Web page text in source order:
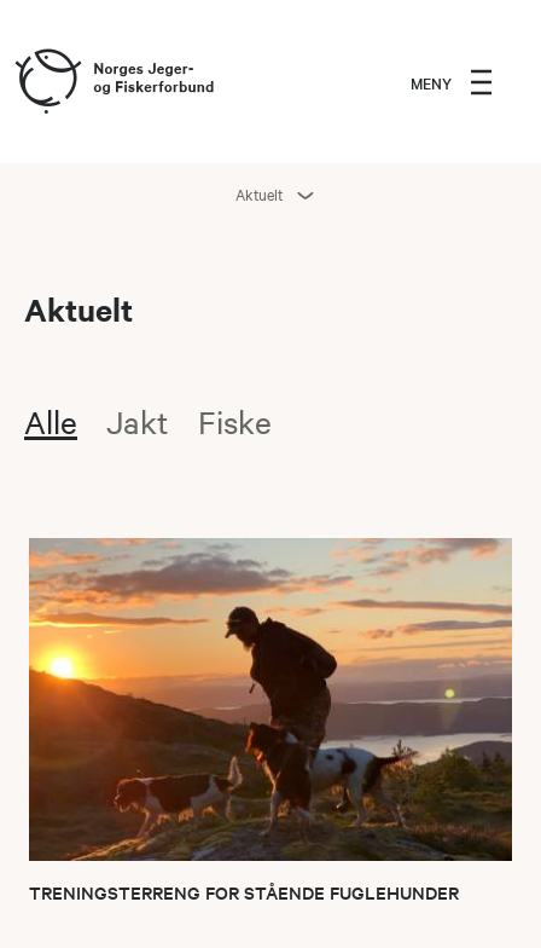
MENY
Aktuelt
Aktuelt
Alle Jakt Fiske
TRENINGSTERRENG FOR STÅENDE FUGLEHUNDER